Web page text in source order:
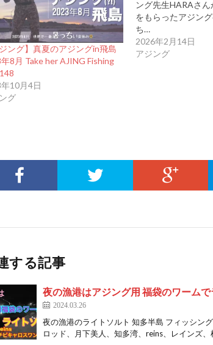
ジング】真夏のアジングin飛島
8月 Take her AJING Fishing
10月4日
グ
ング先生HARAさ
をもらったアジン
ち…
2026年2月14日
アジング
する記事
夜の漁港はアジング用 福袋のワーム
2024.03.26
夜の漁港のライトソルト 知多半島 フィッシン
ロッド、月下美人、知多湾、reins、レインズ、